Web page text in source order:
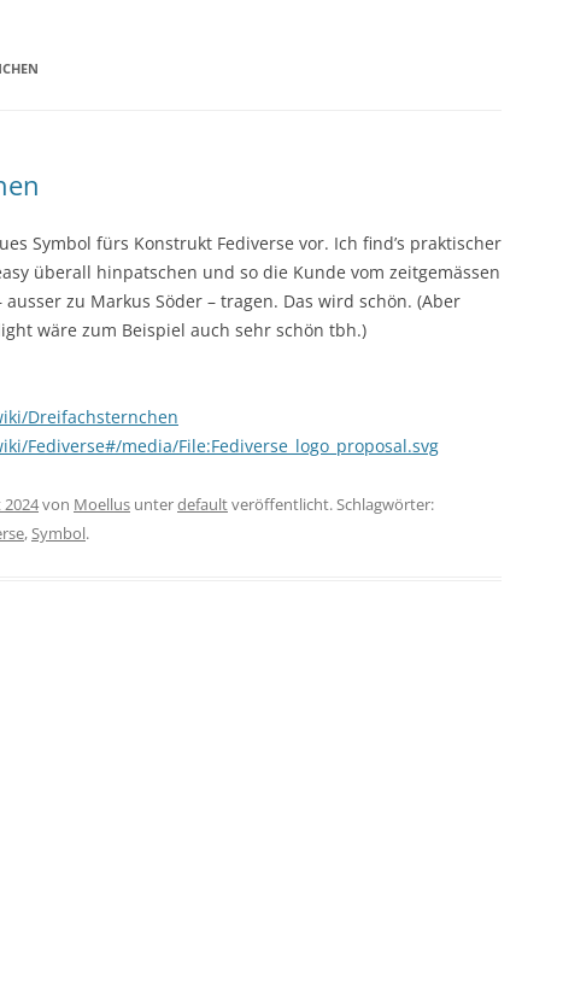
Symbol fürs Konstrukt Fediverse vor. Ich find’s praktischer
überall hinpatschen und so die Kunde vom zeitgemässen
zu Markus Söder – tragen. Das wird schön. (Aber
wäre zum Beispiel auch sehr schön tbh.)
Dreifachsternchen
Fediverse#/media/File:Fediverse_logo_proposal.svg
2024von Moellus unterdefaultveröffentlicht. Schlagwörter:
,Symbol.